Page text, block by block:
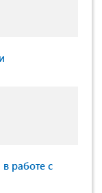
работе с